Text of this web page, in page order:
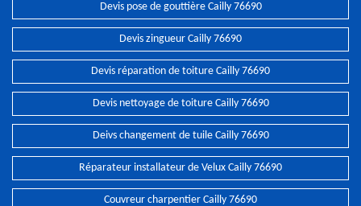
Devis pose de gouttière Cailly 76690
Devis zingueur Cailly 76690
Devis réparation de toiture Cailly 76690
Devis nettoyage de toiture Cailly 76690
Deivs changement de tuile Cailly 76690
Réparateur installateur de Velux Cailly 76690
Couvreur charpentier Cailly 76690